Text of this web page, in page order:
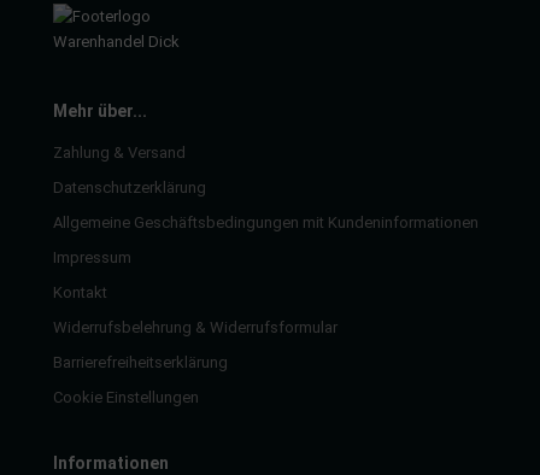
Mehr über...
Zahlung & Versand
Datenschutzerklärung
Allgemeine Geschäftsbedingungen mit Kundeninformationen
Impressum
Kontakt
Widerrufsbelehrung & Widerrufsformular
Barrierefreiheitserklärung
Cookie Einstellungen
Informationen